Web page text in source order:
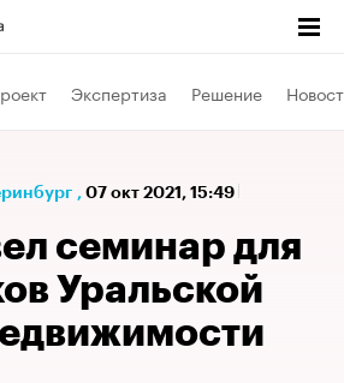
Экспертиза Решение
, 07 окт 2021, 15:49
семинар для
Уральской